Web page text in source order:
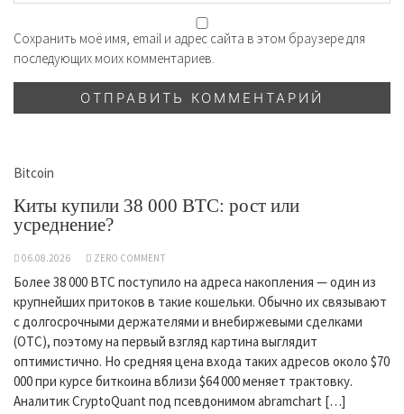
Сохранить моё имя, email и адрес сайта в этом браузере для
последующих моих комментариев.
Bitcoin
Киты купили 38 000 BTC: рост или
усреднение?
06.08.2026 ZERO COMMENT
Более 38 000 BTC поступило на адреса накопления — один из
крупнейших притоков в такие кошельки. Обычно их связывают
с долгосрочными держателями и внебиржевыми сделками
(OTC), поэтому на первый взгляд картина выглядит
оптимистично. Но средняя цена входа таких адресов около $70
000 при курсе биткоина вблизи $64 000 меняет трактовку.
Аналитик CryptoQuant под псевдонимом abramchart […]